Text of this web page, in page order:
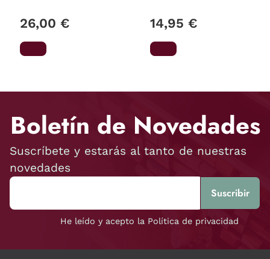
26,00 € 14,95 €
Boletín de Novedades
Suscríbete y estarás al tanto de nuestras
novedades
He leído y acepto la Política de privacidad